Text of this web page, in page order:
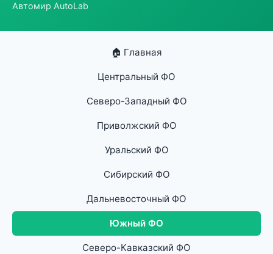
Автомир AutoLab
🏠 Главная
Центральный ФО
Северо-Западный ФО
Приволжский ФО
Уральский ФО
Сибирский ФО
Дальневосточный ФО
Южный ФО
Северо-Кавказский ФО